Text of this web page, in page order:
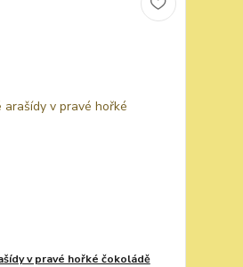
v pravé hořké čokoládě